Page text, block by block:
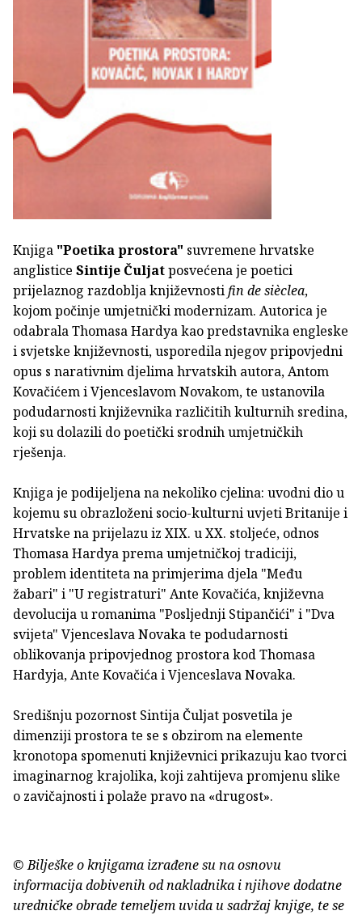
Knjiga "Poetika prostora" suvremene hrvatske
anglistice Sintije Čuljatposvećena je poetici
prijelaznog razdoblja književnostifin de sièclea,
kojom počinje umjetnički modernizam. Autorica je
odabrala Thomasa Hardya kao predstavnika engleske
i svjetske književnosti, usporedila njegov pripovjedni
opus s narativnim djelima hrvatskih autora, Antom
Kovačićem i Vjenceslavom Novakom, te ustanovila
podudarnosti književnika različitih kulturnih sredina,
koji su dolazili do poetički srodnih umjetničkih
rješenja.
Knjiga je podijeljena na nekoliko cjelina: uvodni dio u
kojemu su obrazloženi socio-kulturni uvjeti Britanije i
Hrvatske na prijelazu iz XIX. u XX. stoljeće, odnos
Thomasa Hardya prema umjetničkoj tradiciji,
problem identiteta na primjerima djela "Među
žabari" i "U registraturi" Ante Kovačića, književna
devolucija u romanima "Posljednji Stipančići" i "Dva
svijeta" Vjenceslava Novaka te podudarnosti
oblikovanja pripovjednog prostora kod Thomasa
Hardyja, Ante Kovačića i Vjenceslava Novaka.
Središnju pozornost Sintija Čuljat posvetila je
dimenziji prostora te se s obzirom na elemente
kronotopa spomenuti književnici prikazuju kao tvorci
imaginarnog krajolika, koji zahtijeva promjenu slike
o zavičajnosti i polaže pravo na «drugost».
© Bilješke o knjigama izrađene su na osnovu
informacija dobivenih od nakladnika i njihove dodatne
uredničke obrade temeljem uvida u sadržaj knjige, te se